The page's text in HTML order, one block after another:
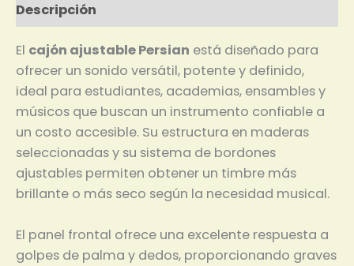
Descripción
El cajón ajustable Persian está diseñado para
ofrecer un sonido versátil, potente y definido,
ideal para estudiantes, academias, ensambles y
músicos que buscan un instrumento confiable a
un costo accesible. Su estructura en maderas
seleccionadas y su sistema de bordones
ajustables permiten obtener un timbre más
brillante o más seco según la necesidad musical.
El panel frontal ofrece una excelente respuesta a
golpes de palma y dedos, proporcionando graves